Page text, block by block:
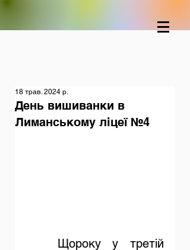
День вишиванки в
Лиманському ліцеї №4
18 трав. 2024 р.